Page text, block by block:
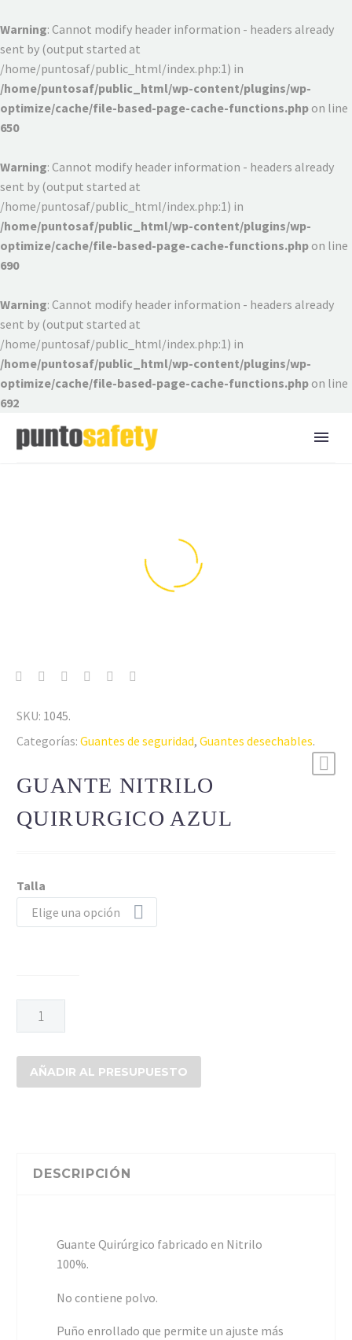
Warning: Cannot modify header information - headers already
sent by (output started at
/home/puntosaf/public_html/index.php:1) in
/home/puntosaf/public_html/wp-content/plugins/wp-
optimize/cache/file-based-page-cache-functions.php on line
650
Warning: Cannot modify header information - headers already
sent by (output started at
/home/puntosaf/public_html/index.php:1) in
/home/puntosaf/public_html/wp-content/plugins/wp-
optimize/cache/file-based-page-cache-functions.php on line
690
Warning: Cannot modify header information - headers already
sent by (output started at
/home/puntosaf/public_html/index.php:1) in
/home/puntosaf/public_html/wp-content/plugins/wp-
optimize/cache/file-based-page-cache-functions.php on line
692
SKU: 1045.
Categorías: Guantes de seguridad, Guantes desechables.
GUANTE NITRILO
QUIRURGICO AZUL
Talla
Elige una opción
GUANTE
NITRILO
AZUL
cantidad
AÑADIR AL PRESUPUESTO
DESCRIPCIÓN
Guante Quirúrgico fabricado en Nitrilo
100%.
No contiene polvo.
Puño enrollado que permite un ajuste más